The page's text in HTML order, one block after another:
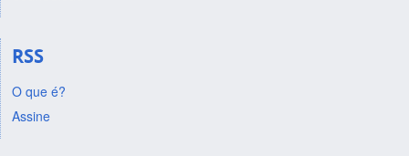
RSS
O que é?
Assine